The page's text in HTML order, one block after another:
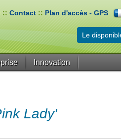
:: Contact :: Plan d'accès - GPS
Le
Innovation
Lady'